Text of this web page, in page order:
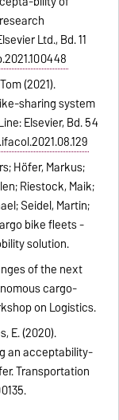
Ltd., Bd. 11
(2021).
sharing system
Elsevier, Bd. 54
Höfer, Markus;
Riestock, Maik;
Seidel, Martin;
bike fleets -
solution.
of the next
cargo-
on Logistics.
E. (2020).
an acceptability-
Transportation